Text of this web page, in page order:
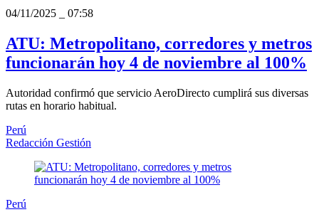
04/11/2025
07:58
ATU: Metropolitano, corredores y metros
funcionarán hoy 4 de noviembre al 100%
Autoridad confirmó que servicio AeroDirecto cumplirá sus diversas
rutas en horario habitual.
Perú
Redacción Gestión
Perú